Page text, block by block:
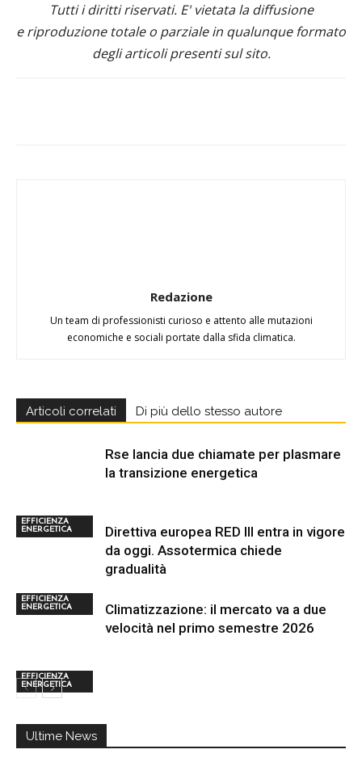
Tutti i diritti riservati. E' vietata la diffusione
e riproduzione totale o parziale in qualunque formato
degli articoli presenti sul sito.
Redazione
Un team di professionisti curioso e attento alle mutazioni
economiche e sociali portate dalla sfida climatica.
Articoli correlati Di più dello stesso autore
EFFICIENZA
ENERGETICA
Rse lancia due chiamate per plasmare
la transizione energetica
EFFICIENZA
ENERGETICA
Direttiva europea RED III entra in vigore
da oggi. Assotermica chiede
gradualità
EFFICIENZA
ENERGETICA
Climatizzazione: il mercato va a due
velocità nel primo semestre 2026
Ultime News